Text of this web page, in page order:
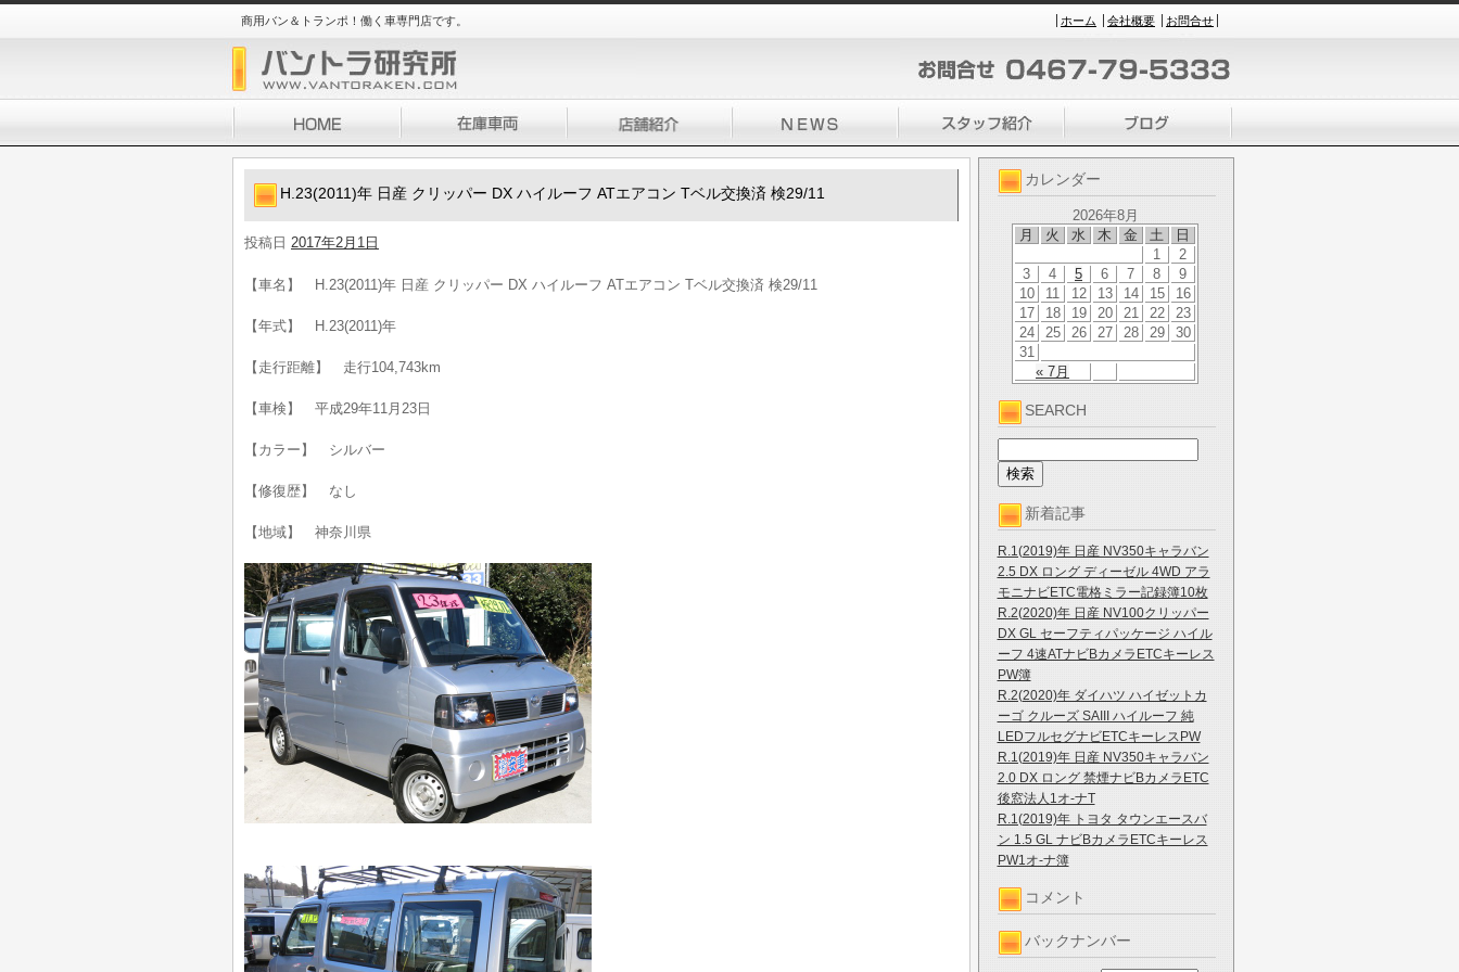
商用バン＆トランポ！働く車専門店です。 ホーム 会社概要 お問合せ
カレンダー
2026年8月
月
火 水 木 金 土 日
« 7月
1
2
3
4 5 6 7 8
9
10
11 12 13 14 15
16
17
18 19 20 21 22
23
24
25 26 27 28 29
30
31
SEARCH
新着記事
R.1(2019)年 日産 NV350キャラバン
2.5 DX ロング ディーゼル 4WD アラ
モニナビETC電格ミラー記録簿10枚
R.2(2020)年 日産 NV100クリッパー
DX GL セーフティパッケージ ハイル
ーフ 4速ATナビBカメラETCキーレス
PW簿
R.2(2020)年 ダイハツ ハイゼットカ
ーゴ クルーズ SAIII ハイルーフ 純
LEDフルセグナビETCキーレスPW
R.1(2019)年 日産 NV350キャラバン
2.0 DX ロング 禁煙ナビBカメラETC
後窓法人1オ-ナT
R.1(2019)年 トヨタ タウンエースバ
ン 1.5 GL ナビBカメラETCキーレス
PW1オ-ナ簿
コメント
バックナンバー
H.23(2011)年 日産 クリッパー DX ハイルーフ ATエアコン Tベル交換済 検29/11
投稿日 2017年2月1日
【車名】 H.23(2011)年 日産 クリッパー DX ハイルーフ ATエアコン Tベル交換済 検29/11
【年式】 H.23(2011)年
【走行距離】 走行104,743km
【車検】 平成29年11月23日
【カラー】 シルバー
【修復歴】 なし
【地域】 神奈川県